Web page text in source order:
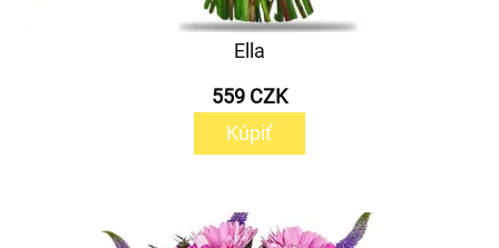
Ella
559 CZK
Kúpiť